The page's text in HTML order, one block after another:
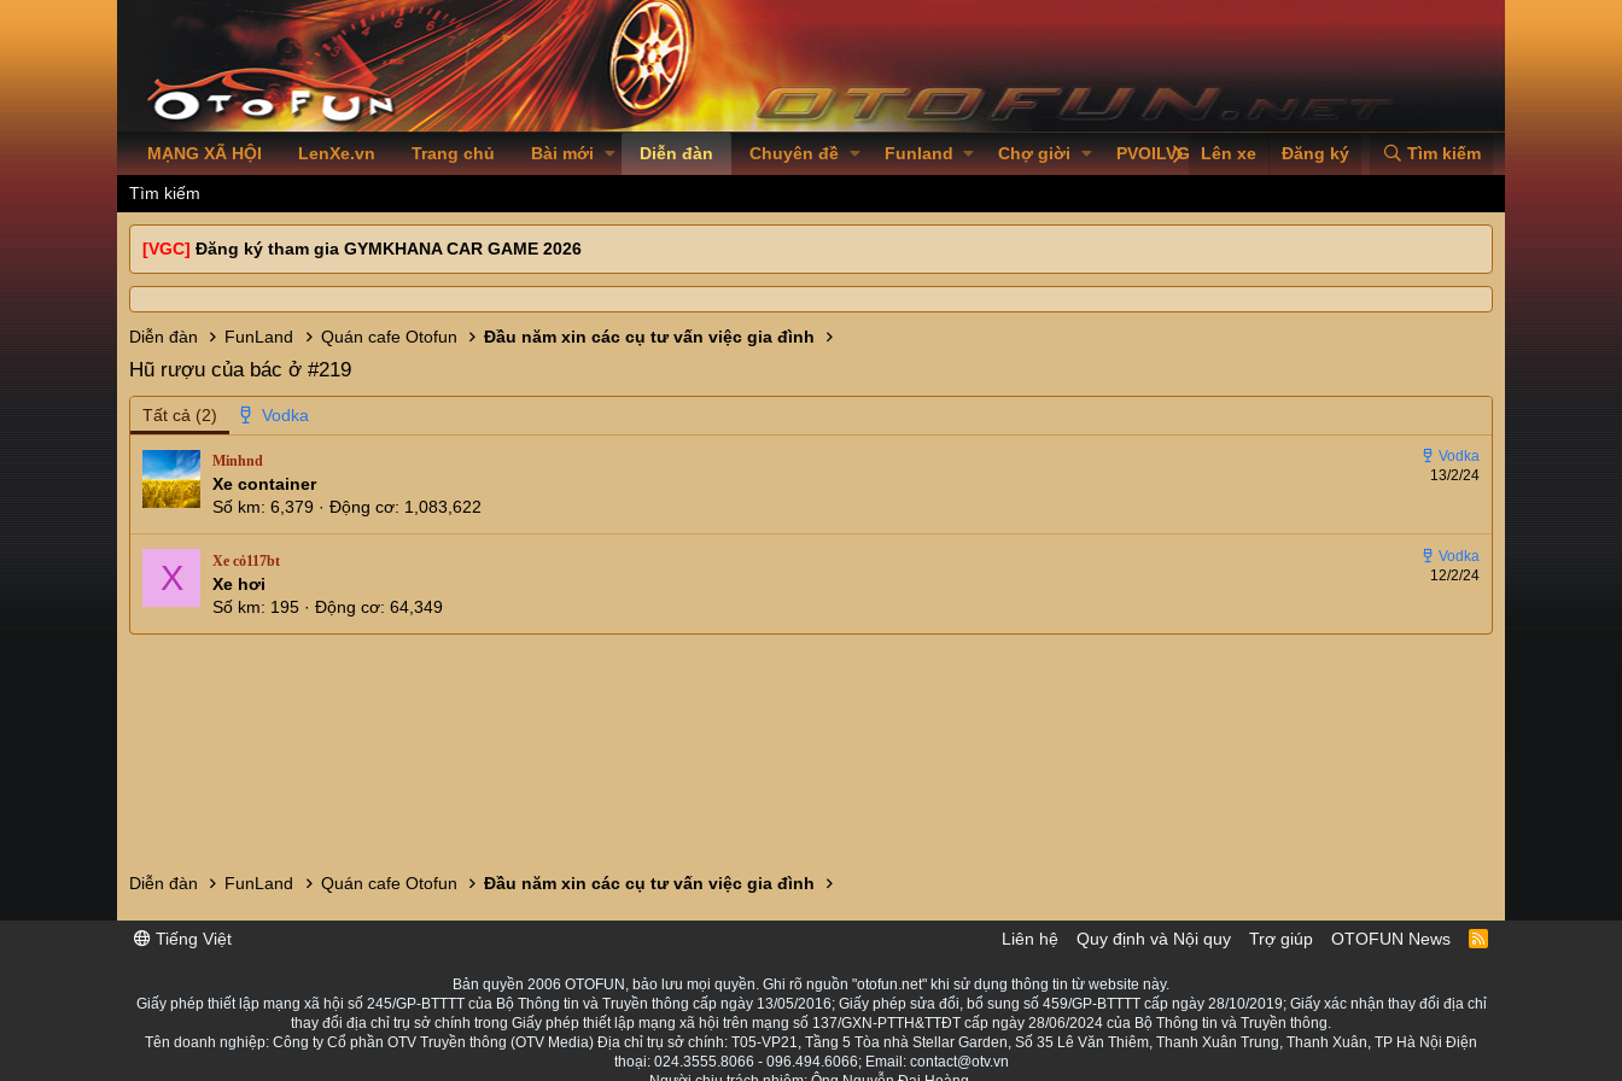
MẠNG XÃ HỘI LenXe.vn Trang chủ Bài mới Diễn đàn Chuyên đề Funland Chợ giời PVOILVGC2026
Lên xe Đăng ký Tìm kiếm
Tìm kiếm
[VGC] Đăng ký tham gia GYMKHANA CAR GAME 2026
Diễn đàn FunLand Quán cafe Otofun Đầu năm xin các cụ tư vấn việc gia đình
Hũ rượu của bác ở #219
Tất cả (2)
13/2/24
Minhnd
Xe container
Số km 6,379 Động cơ 1,083,622
X 12/2/24
Xe cỏ117bt
Xe hơi
Số km
195 Động cơ 64,349
Diễn đàn FunLand Quán cafe Otofun Đầu năm xin các cụ tư vấn việc gia đình
Tiếng Việt Liên hệ Quy định và Nội quy Trợ giúp OTOFUN News
R
Bản quyền 2006 OTOFUN, bảo lưu mọi quyền. Ghi rõ nguồn "otofun.net" khi sử dụng thông tin từ website này.
Giấy phép thiết lập mạng xã hội số 245/GP-BTTTT của Bộ Thông tin và Truyền thông cấp ngày 13/05/2016; Giấy phép sửa đổi, bổ sung số 459/GP-BTTTT cấp ngày 28/10/2019; Giấy xác nhận thay đổi địa chỉ
thay đổi địa chỉ trụ sở chính trong Giấy phép thiết lập mạng xã hội trên mạng số 137/GXN-PTTH&TTĐT cấp ngày 28/06/2024 của Bộ Thông tin và Truyền thông.
Tên doanh nghiệp: Công ty Cổ phần OTV Truyền thông (OTV Media) Địa chỉ trụ sở chính: T05-VP21, Tầng 5 Tòa nhà Stellar Garden, Số 35 Lê Văn Thiêm, Thanh Xuân Trung, Thanh Xuân, TP Hà Nội Điện
thoại: 024.3555.8066 - 096.494.6066; Email: contact@otv.vn